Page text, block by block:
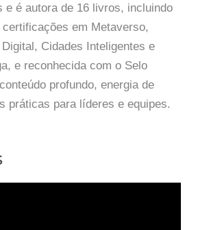
e é autora de 16 livros, incluindo
em Metaverso,
Cidades Inteligentes e
e reconhecida com o Selo
profundo, energia de
práticas para líderes e equipes.